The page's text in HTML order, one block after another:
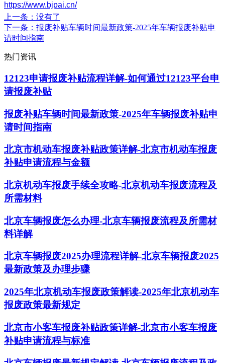
https://www.bjpai.cn/
上一条 ：没有了
下一条 ：报废补贴车辆时间最新政策-2025年车辆报废补贴申
请时间指南
热门资讯
12123申请报废补贴流程详解-如何通过12123平台申
请报废补贴
报废补贴车辆时间最新政策-2025年车辆报废补贴申
请时间指南
北京市机动车报废补贴政策详解-北京市机动车报废
补贴申请流程与金额
北京机动车报废手续全攻略-北京机动车报废流程及
所需材料
北京车辆报废怎么办理-北京车辆报废流程及所需材
料详解
北京车辆报废2025办理流程详解-北京车辆报废2025
最新政策及办理步骤
2025年北京机动车报废政策解读-2025年北京机动车
报废政策最新规定
北京市小客车报废补贴政策详解-北京市小客车报废
补贴申请流程与标准